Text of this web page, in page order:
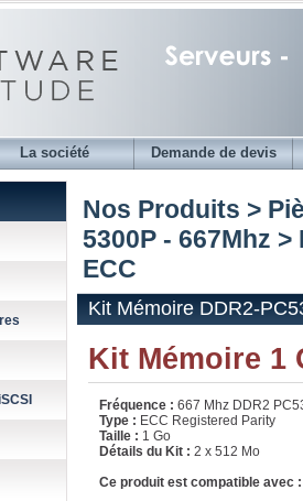
La société Demande de devis
Nos Produits >
5300P - 667Mhz >
ECC
Kit Mémoire DDR2-
Kit Mémoire 1
Fréquence : 667 Mhz DDR2
Type : ECC Registered Parity
Taille : 1 Go
Détails du Kit : 2 x 512 Mo
Ce produit est compatible avec :